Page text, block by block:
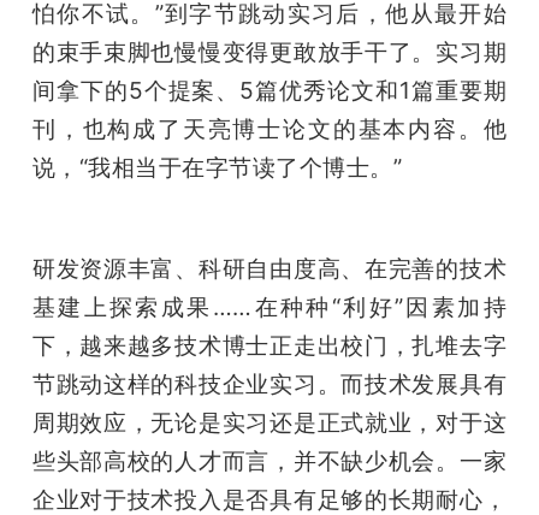
怕你不试。”到字节跳动实习后，他从最开始
的束手束脚也慢慢变得更敢放手干了。实习期
间拿下的5个提案、5篇优秀论文和1篇重要期
刊，也构成了天亮博士论文的基本内容。他
说，“我相当于在字节读了个博士。”
研发资源丰富、科研自由度高、在完善的技术
基建上探索成果……在种种“利好”因素加持
下，越来越多技术博士正走出校门，扎堆去字
节跳动这样的科技企业实习。而技术发展具有
周期效应，无论是实习还是正式就业，对于这
些头部高校的人才而言，并不缺少机会。一家
企业对于技术投入是否具有足够的长期耐心，